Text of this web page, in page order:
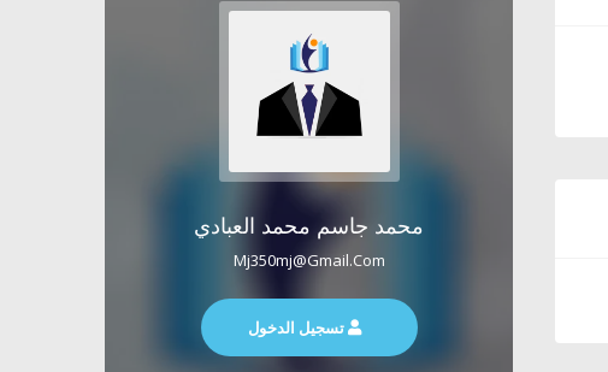
محمد جاسم محمد العبادي
Mj350mj@gmail.com
تسجيل الدخول